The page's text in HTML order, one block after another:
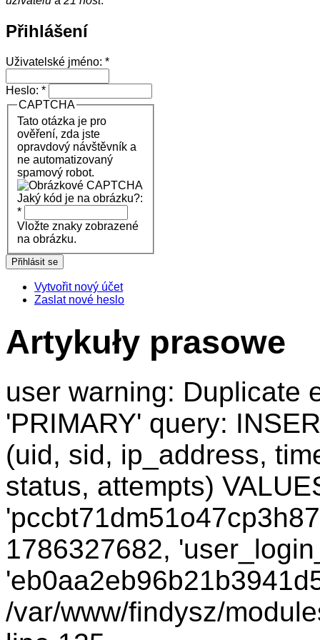
Přihlášení
Uživatelské jméno: *
Heslo: *
CAPTCHA
Tato otázka je pro
ověření, zda jste
opravdový návštěvník a
ne automatizovaný
spamový robot.
Jaký kód je na obrázku?:
*
Vložte znaky zobrazené
na obrázku.
Vytvořit nový účet
Zaslat nové heslo
Artykuły prasowe
user warning: Duplicate
'PRIMARY' query:
(uid, sid, ip_address,
status, attempts)
1786327682,
/var/www/findysz/